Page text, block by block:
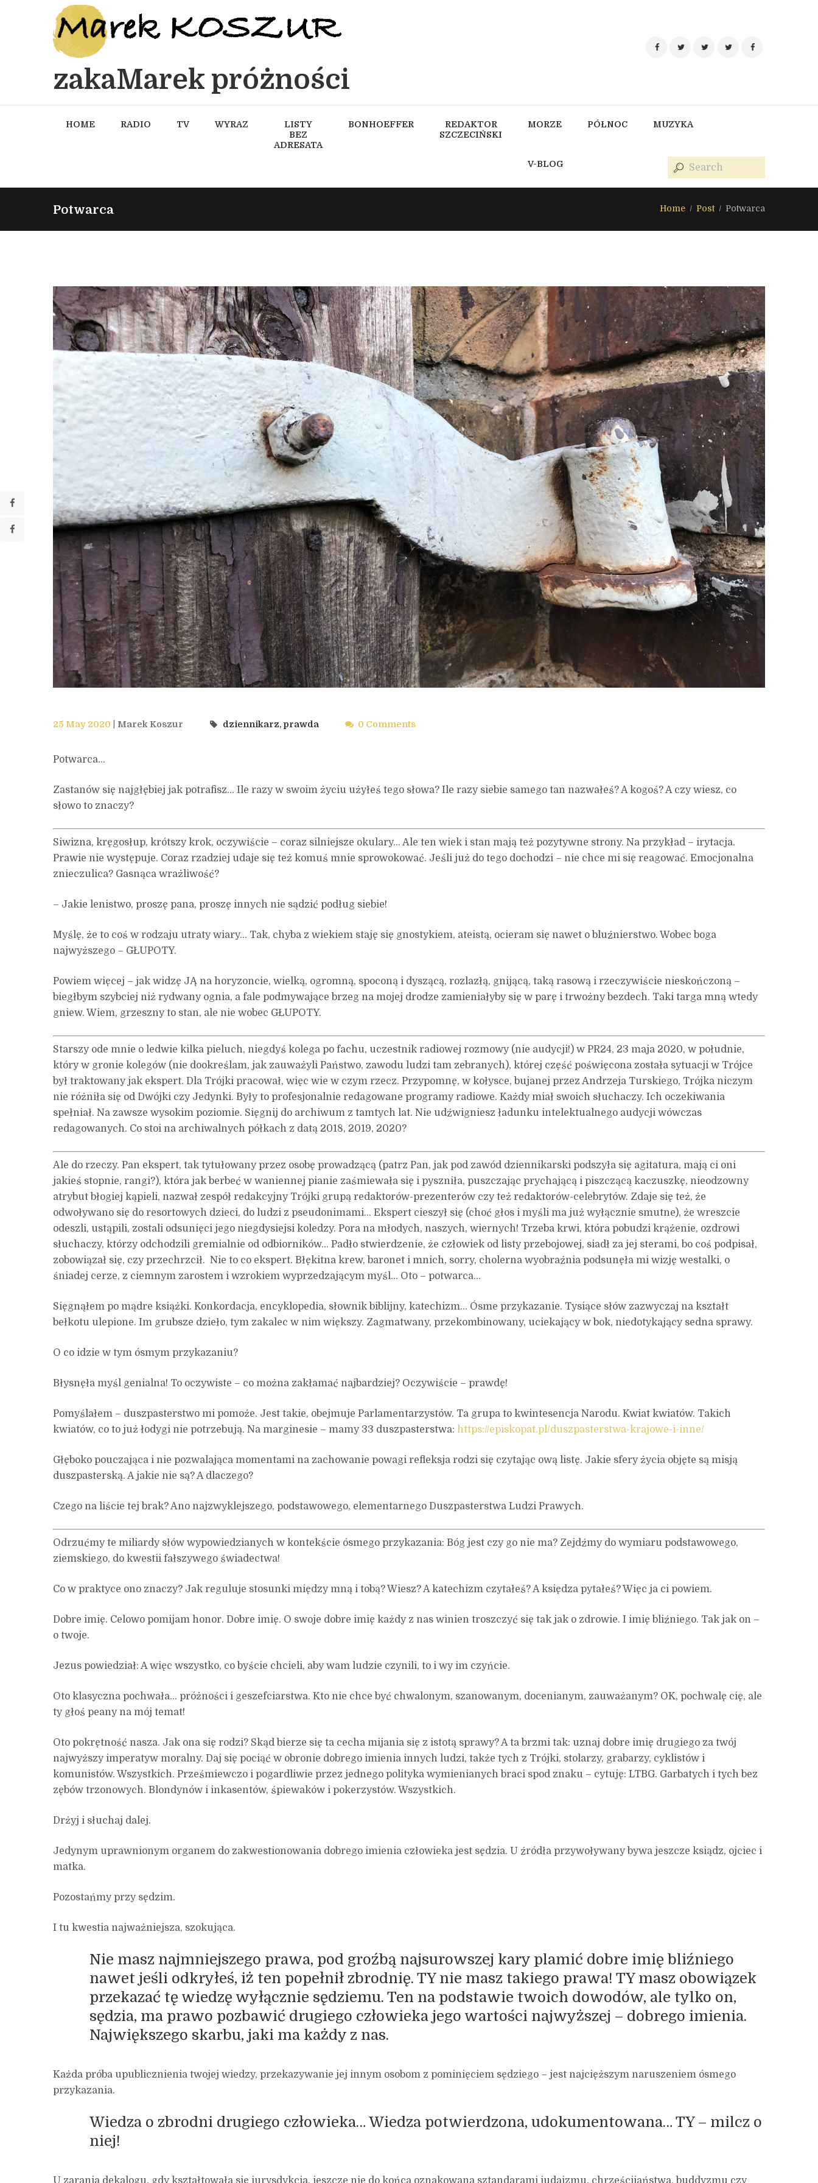
zakaMarek próżności
HOME RADIO TV WYRAZ
LISTY
BEZ
ADRESATA
BONHOEFFER
REDAKTOR
SZCZECIŃSKI
MORZE PÓŁNOC MUZYKA
V-BLOG
Potwarca Home Post Potwarca
25 May 2020 Marek Koszur dziennikarz, prawda 0 Comments
Potwarca…
Zastanów się najgłębiej jak potrafisz… Ile razy w swoim życiu użyłeś tego słowa? Ile razy siebie samego tan nazwałeś? A kogoś? A czy wiesz, co
słowo to znaczy?
Siwizna, kręgosłup, krótszy krok, oczywiście – coraz silniejsze okulary… Ale ten wiek i stan mają też pozytywne strony. Na przykład – irytacja.
Prawie nie występuje. Coraz rzadziej udaje się też komuś mnie sprowokować. Jeśli już do tego dochodzi – nie chce mi się reagować. Emocjonalna
znieczulica? Gasnąca wrażliwość?
– Jakie lenistwo, proszę pana, proszę innych nie sądzić podług siebie!
Myślę, że to coś w rodzaju utraty wiary… Tak, chyba z wiekiem staję się gnostykiem, ateistą, ocieram się nawet o bluźnierstwo. Wobec boga
najwyższego – GŁUPOTY.
Powiem więcej – jak widzę JĄ na horyzoncie, wielką, ogromną, spoconą i dyszącą, rozlazłą, gnijącą, taką rasową i rzeczywiście nieskończoną –
biegłbym szybciej niż rydwany ognia, a fale podmywające brzeg na mojej drodze zamieniałyby się w parę i trwożny bezdech. Taki targa mną wtedy
gniew. Wiem, grzeszny to stan, ale nie wobec GŁUPOTY.
Starszy ode mnie o ledwie kilka pieluch, niegdyś kolega po fachu, uczestnik radiowej rozmowy (nie audycji!) w PR24, 23 maja 2020, w południe,
który w gronie kolegów (nie dookreślam, jak zauważyli Państwo, zawodu ludzi tam zebranych), której część poświęcona została sytuacji w Trójce
był traktowany jak ekspert. Dla Trójki pracował, więc wie w czym rzecz. Przypomnę, w kołysce, bujanej przez Andrzeja Turskiego, Trójka niczym
nie różniła się od Dwójki czy Jedynki. Były to profesjonalnie redagowane programy radiowe. Każdy miał swoich słuchaczy. Ich oczekiwania
spełniał. Na zawsze wysokim poziomie. Sięgnij do archiwum z tamtych lat. Nie udźwigniesz ładunku intelektualnego audycji wówczas
redagowanych. Co stoi na archiwalnych półkach z datą 2018, 2019, 2020?
Ale do rzeczy. Pan ekspert, tak tytułowany przez osobę prowadzącą (patrz Pan, jak pod zawód dziennikarski podszyła się agitatura, mają ci oni
jakieś stopnie, rangi?), która jak berbeć w waniennej pianie zaśmiewała się i pyszniła, puszczając prychającą i piszczącą kaczuszkę, nieodzowny
atrybut błogiej kąpieli, nazwał zespół redakcyjny Trójki grupą redaktorów-prezenterów czy też redaktorów-celebrytów. Zdaje się też, że
odwoływano się do resortowych dzieci, do ludzi z pseudonimami… Ekspert cieszył się (choć głos i myśli ma już wyłącznie smutne), że wreszcie
odeszli, ustąpili, zostali odsunięci jego niegdysiejsi koledzy. Pora na młodych, naszych, wiernych! Trzeba krwi, która pobudzi krążenie, ozdrowi
słuchaczy, którzy odchodzili gremialnie od odbiorników… Padło stwierdzenie, że człowiek od listy przebojowej, siadł za jej sterami, bo coś podpisał,
zobowiązał się, czy przechrzcił. Nie to co ekspert. Błękitna krew, baronet i mnich, sorry, cholerna wyobraźnia podsunęła mi wizję westalki, o
śniadej cerze, z ciemnym zarostem i wzrokiem wyprzedzającym myśl… Oto – potwarca…
Sięgnąłem po mądre książki. Konkordacja, encyklopedia, słownik biblijny, katechizm… Ósme przykazanie. Tysiące słów zazwyczaj na kształt
bełkotu ulepione. Im grubsze dzieło, tym zakalec w nim większy. Zagmatwany, przekombinowany, uciekający w bok, niedotykający sedna sprawy.
O co idzie w tym ósmym przykazaniu?
Błysnęła myśl genialna! To oczywiste – co można zakłamać najbardziej? Oczywiście – prawdę!
Pomyślałem – duszpasterstwo mi pomoże. Jest takie, obejmuje Parlamentarzystów. Ta grupa to kwintesencja Narodu. Kwiat kwiatów. Takich
kwiatów, co to już łodygi nie potrzebują. Na marginesie – mamy 33 duszpasterstwa: https://episkopat.pl/duszpasterstwa-krajowe-i-inne/
Głęboko pouczająca i nie pozwalająca momentami na zachowanie powagi refleksja rodzi się czytając ową listę. Jakie sfery życia objęte są misją
duszpasterską. A jakie nie są? A dlaczego?
Czego na liście tej brak? Ano najzwyklejszego, podstawowego, elementarnego Duszpasterstwa Ludzi Prawych.
Odrzućmy te miliardy słów wypowiedzianych w kontekście ósmego przykazania: Bóg jest czy go nie ma? Zejdźmy do wymiaru podstawowego,
ziemskiego, do kwestii fałszywego świadectwa!
Co w praktyce ono znaczy? Jak reguluje stosunki między mną i tobą? Wiesz? A katechizm czytałeś? A księdza pytałeś? Więc ja ci powiem.
Dobre imię. Celowo pomijam honor. Dobre imię. O swoje dobre imię każdy z nas winien troszczyć się tak jak o zdrowie. I imię bliźniego. Tak jak on –
o twoje.
Jezus powiedział: A więc wszystko, co byście chcieli, aby wam ludzie czynili, to i wy im czyńcie.
Oto klasyczna pochwała… próżności i geszefciarstwa. Kto nie chce być chwalonym, szanowanym, docenianym, zauważanym? OK, pochwalę cię, ale
ty głoś peany na mój temat!
Oto pokrętność nasza. Jak ona się rodzi? Skąd bierze się ta cecha mijania się z istotą sprawy? A ta brzmi tak: uznaj dobre imię drugiego za twój
najwyższy imperatyw moralny. Daj się pociąć w obronie dobrego imienia innych ludzi, także tych z Trójki, stolarzy, grabarzy, cyklistów i
komunistów. Wszystkich. Prześmiewczo i pogardliwie przez jednego polityka wymienianych braci spod znaku – cytuję: LTBG. Garbatych i tych bez
zębów trzonowych. Blondynów i inkasentów, śpiewaków i pokerzystów. Wszystkich.
Drżyj i słuchaj dalej.
Jedynym uprawnionym organem do zakwestionowania dobrego imienia człowieka jest sędzia. U źródła przywoływany bywa jeszcze ksiądz, ojciec i
matka.
Pozostańmy przy sędzim.
I tu kwestia najważniejsza, szokująca.
Nie masz najmniejszego prawa, pod groźbą najsurowszej kary plamić dobre imię bliźniego
nawet jeśli odkryłeś, iż ten popełnił zbrodnię. TY nie masz takiego prawa! TY masz obowiązek
przekazać tę wiedzę wyłącznie sędziemu. Ten na podstawie twoich dowodów, ale tylko on,
sędzia, ma prawo pozbawić drugiego człowieka jego wartości najwyższej – dobrego imienia.
Największego skarbu, jaki ma każdy z nas.
Każda próba upublicznienia twojej wiedzy, przekazywanie jej innym osobom z pominięciem sędziego – jest najcięższym naruszeniem ósmego
przykazania.
Wiedza o zbrodni drugiego człowieka… Wiedza potwierdzona, udokumentowana… TY – milcz o
niej!
U zarania dekalogu, gdy kształtowała się jurysdykcja, jeszcze nie do końca oznakowana sztandarami judaizmu, chrześcijaństwa, buddyzmu czy